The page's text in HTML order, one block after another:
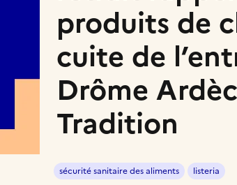
produits de
cuite de
Drôme
Tradition
sécurité sanitaire des aliments listeria